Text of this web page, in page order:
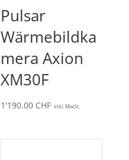
Pulsar
Wärmebildka
mera Axion
XM30F
1'190.00 CHF inkl. MwSt.